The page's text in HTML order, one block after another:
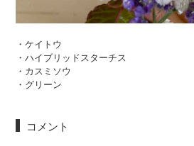
・ケイトウ
・ハイブリッドスターチス
・カスミソウ
・グリーン
コメント